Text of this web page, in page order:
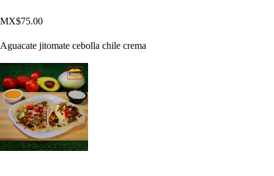
MX$75.00
Aguacate jitomate cebolla chile crema